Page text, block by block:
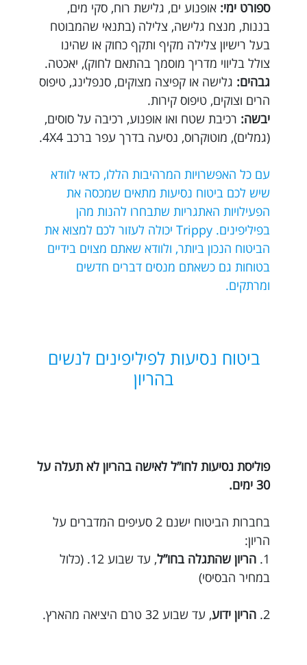
ספורט ימי: אופנוע ים, גלישת רוח, סקי מים,
בננות, מנצח גלישה, צלילה (בתנאי שהמבוטח
בעל רישיון צלילה מקיף ותקף כחוק או שהינו
צולל בליווי מדריך מוסמך בהתאם לחוק), יאכטה.
גבהים: גלישה או קפיצה מצוקים, סנפלינג, טיפוס
הרים וצוקים, טיפוס קירות.
יבשה: רכיבת שטח ואו אופנוע, רכיבה על סוסים,
(גמלים), מוטוקרוס, נסיעה בדרך עפר ברכב 4X4.
עם כל האפשרויות המרהיבות הללו, כדאי לוודא
שיש לכם ביטוח נסיעות מתאים שמכסה את
הפעילויות האתגריות שתבחרו להנות מהן
בפיליפינים. Trippy יכולה לעזור לכם למצוא את
הביטוח הנכון ביותר, ולוודא שאתם מצוים בידיים
בטוחות גם כשאתם מנסים דברים חדשים
ומרתקים.
ביטוח נסיעות לפיליפינים לנשים
בהריון
פוליסת נסיעות לחו”ל לאישה בהריון לא תעלה על
30 ימים.
בחברות הביטוח ישנם 2 סעיפים המדברים על
הריון:
1. הריון שהתגלה בחו”ל
, עד שבוע 12. (כלול
במחיר הבסיסי)
2. הריון ידוע, עד שבוע 32 טרם היציאה מהארץ.